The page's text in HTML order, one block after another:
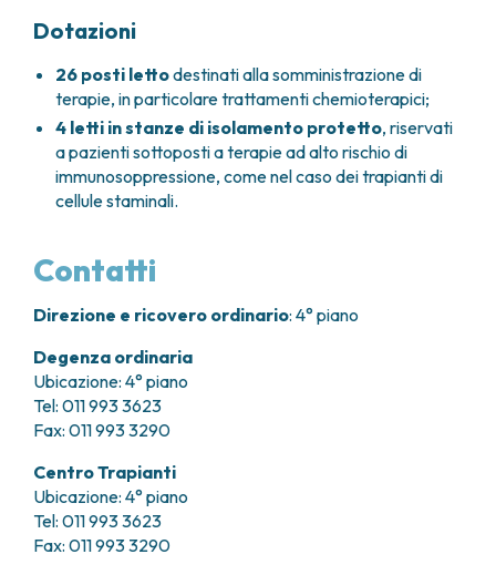
UNITÀ CLINICA DI FASE I
CLINICAL RESEARCH UNIT (CRU)
Dotazioni
26 posti lettodestinati alla somministrazione di
terapie, in particolare trattamenti chemioterapici;
4 letti in stanze di isolamento protetto, riservati
a pazienti sottoposti a terapie ad alto rischio di
immunosoppressione, come nel caso dei trapianti di
cellule staminali.
Contatti
Direzione e ricovero ordinario: 4° piano
Degenza ordinaria
Ubicazione: 4° piano
Tel: 011 993 3623
Fax: 011 993 3290
Centro Trapianti
Ubicazione: 4° piano
Tel: 011 993 3623
Fax: 011 993 3290